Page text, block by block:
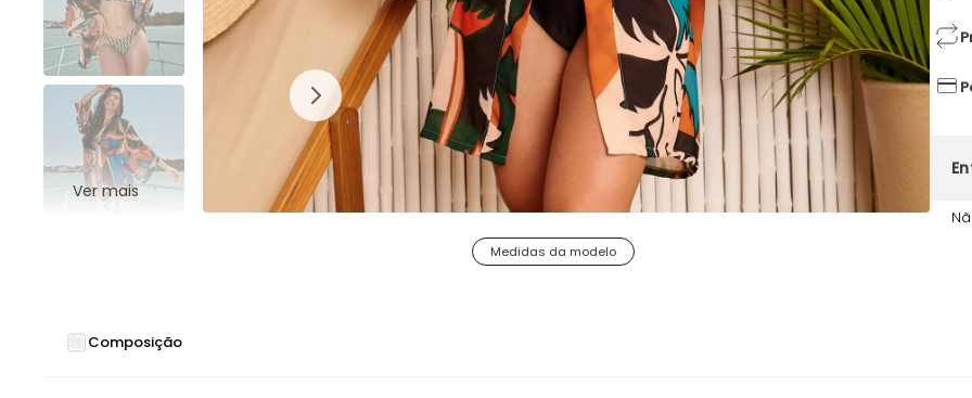
Ver mais
Medidas da modelo
Composição